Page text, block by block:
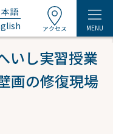
語
アクセス MENU
いし実習授業
画の修復現場